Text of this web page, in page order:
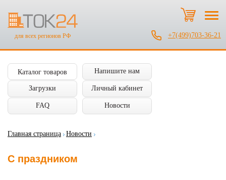
для всех регионов РФ +7(499)703-36-21
Каталог товаров Напишите нам
Загрузки Личный кабинет
FAQ Новости
Главная страница Новости
C праздником